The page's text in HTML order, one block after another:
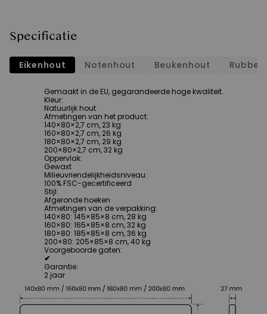
Specificatie
Eikenhout Notenhout Beukenhout
Gemaakt in de EU, gegarandeerde hoge kwaliteit.
Kleur:
Natuurlijk hout
Afmetingen van het product:
140×80×2,7 cm, 23 kg
160×80×2,7 cm, 26 kg
180×80×2,7 cm, 29 kg
200×80×2,7 cm, 32 kg
Oppervlak:
Gewaxt
Milieuvriendelijkheidsniveau:
100% FSC-gecertificeerd
Stijl:
Afgeronde hoeken
Afmetingen van de verpakking:
140×80: 145×85×8 cm, 28 kg
160×80: 165×85×8 cm, 32 kg
180×80: 185×85×8 cm, 36 kg
200×80: 205×85×8 cm, 40 kg
Voorgeboorde gaten:
✔
Garantie:
2 jaar